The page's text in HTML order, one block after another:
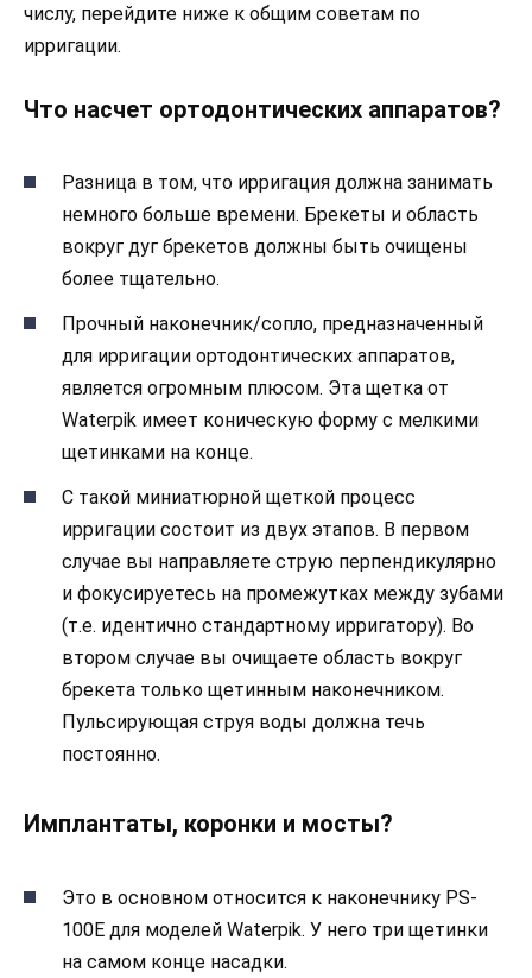
числу, перейдите ниже к общим советам по
ирригации.
Что насчет ортодонтических аппаратов?
Разница в том, что ирригация должна занимать
немного больше времени. Брекеты и область
вокруг дуг брекетов должны быть очищены
более тщательно.
Прочный наконечник/сопло, предназначенный
для ирригации ортодонтических аппаратов,
является огромным плюсом. Эта щетка от
Waterpik имеет коническую форму с мелкими
щетинками на конце.
С такой миниатюрной щеткой процесс
ирригации состоит из двух этапов. В первом
случае вы направляете струю перпендикулярно
и фокусируетесь на промежутках между зубами
(т.е. идентично стандартному ирригатору). Во
втором случае вы очищаете область вокруг
брекета только щетинным наконечником.
Пульсирующая струя воды должна течь
постоянно.
Имплантаты, коронки и мосты?
Это в основном относится к наконечнику PS-
100E для моделей Waterpik. У него три щетинки
на самом конце насадки.